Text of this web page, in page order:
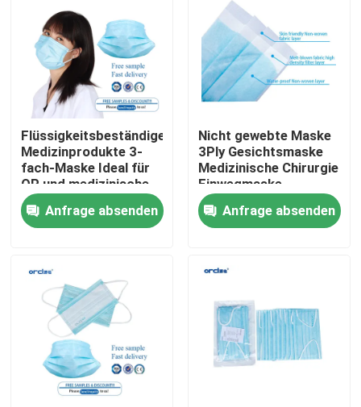
Videos
VR-Show
Über uns
Werksbesichtigung
Kontakt mit uns
Neuigkeiten
Verstärkter Endotrachealtubus
Flüssigkeitsbeständige
Medizinprodukte 3-
fach-Maske Ideal für
OP und medizinische
Verfahren
Anfrage absenden
Nicht gewebte Maske
3Ply Gesichtsmaske
Medizinische Chirurgie
Einwegmaske
Einwegmaske
Anfrage absenden